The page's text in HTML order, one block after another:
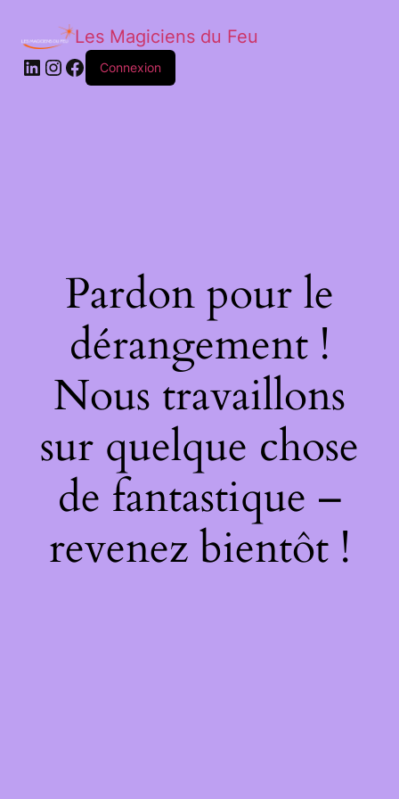
Les Magiciens du Feu
LinkedIn
Instagram
Facebook
Connexion
Pardon pour le
dérangement !
Nous travaillons
sur quelque chose
de fantastique –
revenez bientôt !